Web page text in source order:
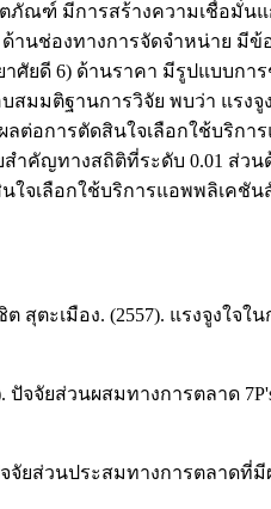
ภัณฑ์ มีการสร้างความเชื่อมั่
านช่องทางการจัดจำหน่าย
ศัยดี 6) ด้านราคา มีรูปแบบก
สมมติฐานการวิจัย พบว่า แร
ลต่อการตัดสินใจเลือกใช้บริก
ำคัญทางสถิติที่ระดับ 0.01 ส่
ใจเลือกใช้บริการแอพพลิเคชัน
สุตะเมือง. (2557). แรงจูงใ
ปัจจัยส่วนผสมทางการตลาด
ยส่วนประสมทางการตลาดที่มี